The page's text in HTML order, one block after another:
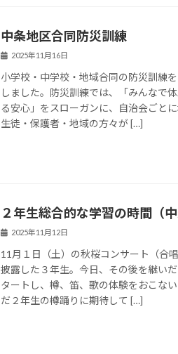
中条地区合同防災訓練
2025年11月16日
小学校・中学校・地域合同の防災訓練
しました。防災訓練では、「みんなで
る安心」をスローガンに、自治会ごと
生徒・保護者・地域の方々が […]
２年生総合的な学習の時間（中
2025年11月12日
11月１日（土）の秋桜コンサート（合
披露した３年生。今日、その後を継い
タートし、樽、笛、歌の体験をおこな
だ２年生の樽踊りに期待して […]